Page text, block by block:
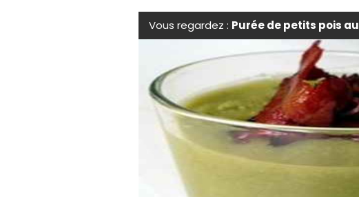
Vous regardez : Purée de petits pois